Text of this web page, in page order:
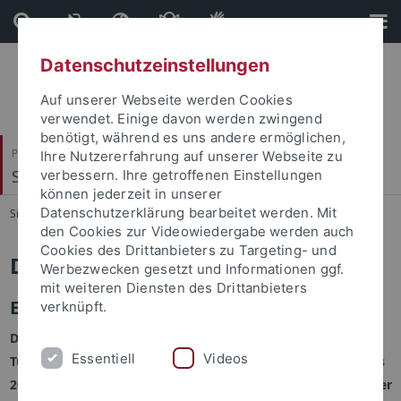
Direkt
zum
Inhalt
Direkt
zur
Fußleiste
Philosophische Fakultät
Seminar für Allgemeine Rhetorik
Sie sind hier: Startseite ... Rede 2003
Die Rede des Jahres 2003
Eberhard Jüngel: Predigt über Genesis 16
Das Seminar für Allgemeine Rhetorik der Universität
Tübingen hat in diesem Jahr eine Predigt zur Rede des Jahres
2003 gewählt: Eberhard Jüngels Predigt über Genesis 16 in der
Datenschutzeinstellungen
Auf unserer Webseite werden Cookies
verwendet. Einige davon werden zwingend
benötigt, während es uns andere ermöglichen,
Ihre Nutzererfahrung auf unserer Webseite zu
verbessern. Ihre getroffenen Einstellungen
können jederzeit in unserer
Datenschutzerklärung bearbeitet werden. Mit
den Cookies zur Videowiedergabe werden auch
Cookies des Drittanbieters zu Targeting- und
Werbezwecken gesetzt und Informationen ggf.
mit weiteren Diensten des Drittanbieters
verknüpft.
Essentiell Videos